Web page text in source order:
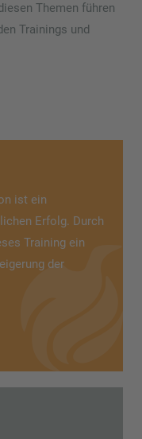
Themen führen
Trainings und
ist ein
Erfolg. Durch
Training ein
der